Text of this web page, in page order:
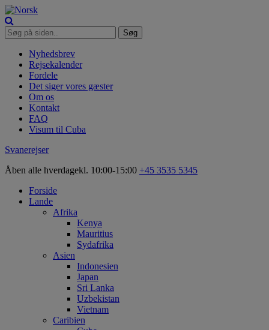
Nyhedsbrev
Rejsekalender
Fordele
Det siger vores gæster
Om os
Kontakt
FAQ
Visum til Cuba
Svanerejser
Åben alle hverdagekl. 10:00-15:00 +45 3535 5345
Forside
Lande
Afrika
Kenya
Mauritius
Sydafrika
Asien
Indonesien
Japan
Sri Lanka
Uzbekistan
Vietnam
Caribien